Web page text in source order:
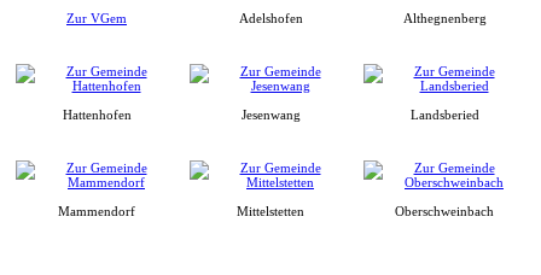
Zur VGem Adelshofen Althegnenberg
Hattenhofen Jesenwang Landsberied
Mammendorf Mittelstetten Oberschweinbach